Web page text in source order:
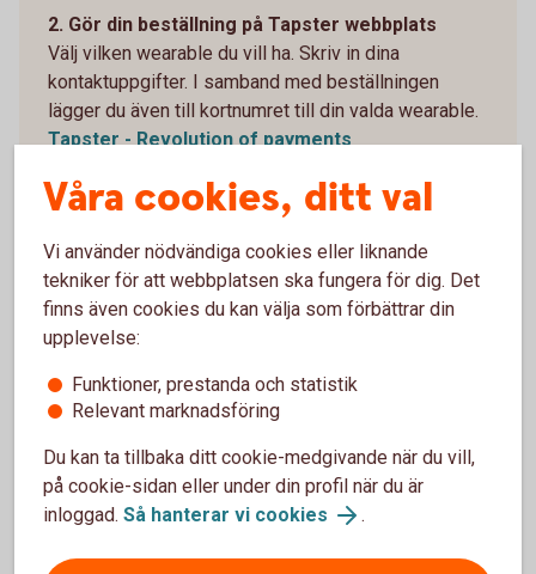
2. Gör din beställning på Tapster webbplats
Välj vilken wearable du vill ha. Skriv in dina
kontaktuppgifter. I samband med beställningen
lägger du även till kortnumret till din valda wearable.
Tapster - Revolution of payments
3. När du har fått hem din wearable – Installera
appen Tapster
Ladda ned appen från Google Play eller AppStore.
Följ instruktionerna i appen Tapster: Contactless
wearables.
4. Koppla ihop Tapster-appen med din wearable
Följ instruktionerna i Tapster-appen: Contactless
5. Identifiera dig i Tapster-appen
Slutför anslutningen genom att signera med Mobilt
Våra cookies, ditt val
Vi använder nödvändiga cookies eller liknande
tekniker för att webbplatsen ska fungera för dig. Det
finns även cookies du kan välja som förbättrar din
upplevelse:
Funktioner, prestanda och statistik
Relevant marknadsföring
Du kan ta tillbaka ditt cookie-medgivande när du vill,
på cookie-sidan eller under din profil när du är
inloggad. Så hanterar vi cookies .